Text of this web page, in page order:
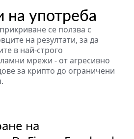
на употреба
се ползва с
на резултати, за да
в най-строго
мрежи - от агресивно
за крипто до ограничени
на